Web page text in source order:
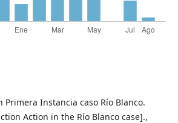
Primera Instancia caso Río Blanco.
Action in the Río Blanco case].,